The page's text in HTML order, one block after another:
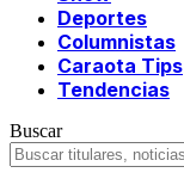
Deportes
Columnistas
Caraota Tips
Tendencias
Buscar